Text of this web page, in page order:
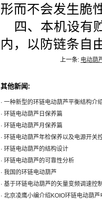
形而不会发生脆
四、本机设有
内，以防链条自
上一条: 电动葫
其他新闻:
· 一种新型的环链电动葫芦平衡结构介
· 环链电动葫芦日保养篇
· 环链电动葫芦月保养篇
· 环链电动葫芦年检保养以及电源开关
· 环链电动葫芦的结构设计
· 环链电动葫芦的可靠性分析
· 我国的环链电动葫芦
· 基于环链电动葫芦的矢量变频调速控
· 北京凌鹰小编介绍KOIO环链电动葫